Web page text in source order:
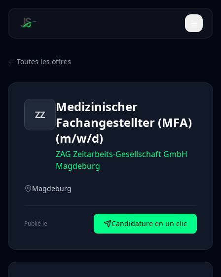
← Toutes les offres
ZZ
Medizinischer
Fachangestellter (MFA)
(m/w/d)
ZAG Zeitarbeits-Gesellschaft GmbH
Magdeburg
Magdeburg
Publié le Candidature en un clic